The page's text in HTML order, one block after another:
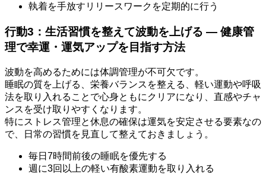
執着を手放すリリースワークを定期的に行う
行動3：生活習慣を整えて波動を上げる — 健康管
理で幸運・運気アップを目指す方法
波動を高めるためには体調管理が不可欠です。
睡眠の質を上げる、栄養バランスを整える、軽い運動や呼吸
法を取り入れることで心身ともにクリアになり、直感やチャ
ンスを受け取りやすくなります。
特にストレス管理と休息の確保は運気を安定させる要素なの
で、日常の習慣を見直して整えておきましょう。
毎日7時間前後の睡眠を優先する
週に3回以上の軽い有酸素運動を取り入れる